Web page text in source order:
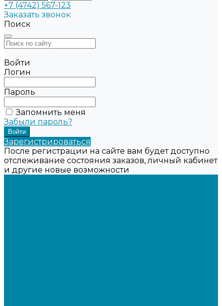
+7 (4742) 567-123
Заказать звонок
Поиск
Войти
Логин
Пароль
Запомнить меня
Забыли пароль?
Зарегистрироваться
После регистрации на сайте вам будет доступно
отслеживание состояния заказов, личный кабинет
и другие новые возможности